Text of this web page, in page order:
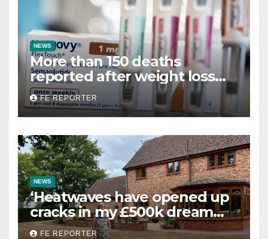
NEWS
More than 150 deaths
reported after weight loss
drug use
FE REPORTER
NEWS
‘Heatwaves have opened up
cracks in my £500k dream
home — now it’s worthless’
FE REPORTER